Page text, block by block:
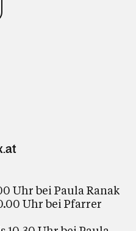
Uhr bei Paula Ranak
Uhr bei Pfarrer